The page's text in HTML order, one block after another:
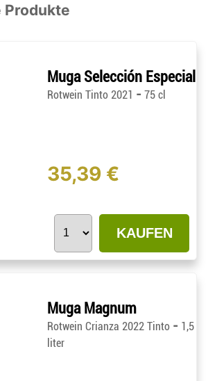
Produkte
Muga Selección Especial
Rotwein Tinto 2021 -75 cl
35,39 €
KAUFEN
Muga Magnum
Rotwein Crianza 2022 Tinto - 1,5
liter